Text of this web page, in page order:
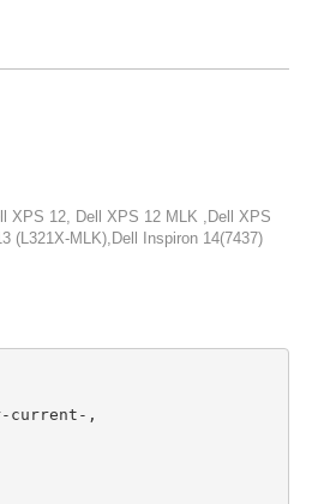
XPS 12, Dell XPS 12 MLK ,Dell XPS
(L321X-MLK),Dell Inspiron 14(7437)
current-,